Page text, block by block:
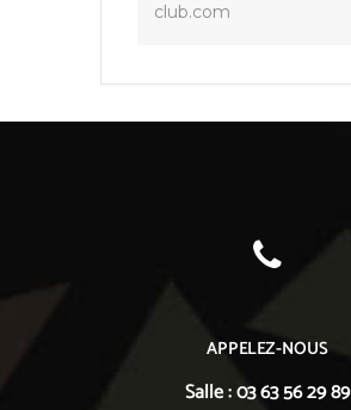
club.com
APPELEZ-NOUS
Salle : 03 63 56 29 89